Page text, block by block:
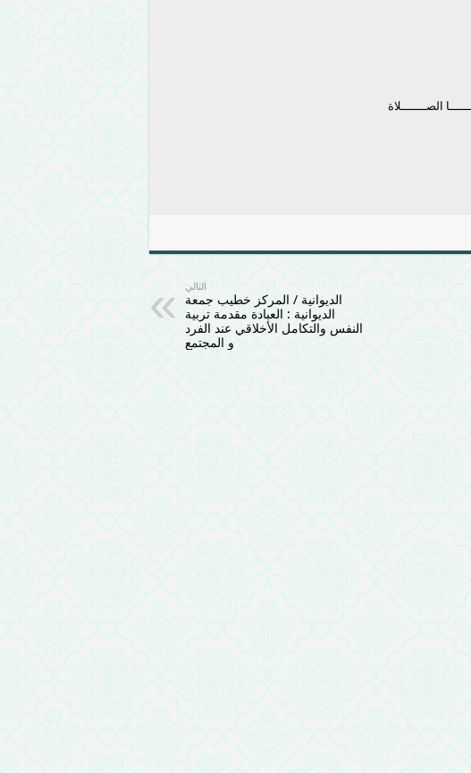
الصـــــــلاة
التالي
الديوانية / المركز خطيب جمعة
الديوانية : العبادة مقدمة تربية
النفس والتكامل الأخلاقي عند الفرد
و المجتمع